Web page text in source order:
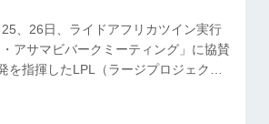
、26日、ライドアフリカツイン実行
アサマビバークミーティング」に協賛
指揮したLPL（ラージプロジェクト